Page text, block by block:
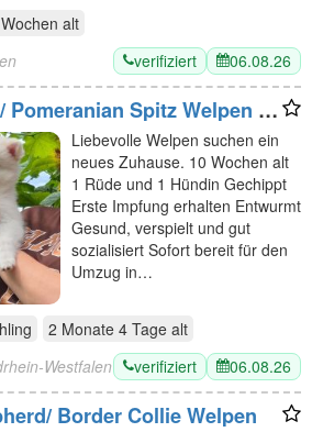
alt
verifiziert 06.08.26
Pomeranian Spitz Welpen -
Woche altLiebevolle Welpen suchen ein
neues Zuhause. 10 Wochen alt
1 Rüde und 1 Hündin Gechippt
Erste Impfung erhalten Entwurmt
Gesund, verspielt und gut
sozialisiert Sofort bereit für den
Umzug in…
2 Monate 4 Tage alt
Westfalen verifiziert 06.08.26
Border Collie Welpen